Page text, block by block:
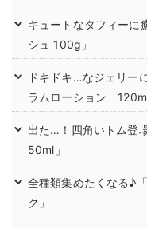
キュートなタフィーに
シュ 100g」
ドキドキ…なジェリー
ラムローション 120ml
出た…！四角いトム登
50ml」
全種類集めたくなる♪
ク」